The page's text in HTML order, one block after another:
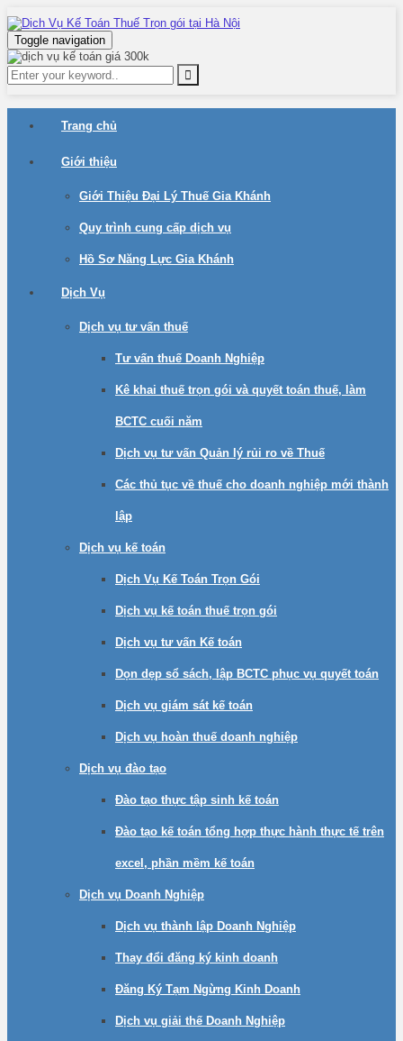
Toggle navigation
Trang chủ
Giới thiệu
Giới Thiệu Đại Lý Thuế Gia Khánh
Quy trình cung cấp dịch vụ
Hồ Sơ Năng Lực Gia Khánh
Dịch Vụ
Dịch vụ tư vấn thuế
Tư vấn thuế Doanh Nghiệp
Kê khai thuế trọn gói và quyết toán thuế, làm
BCTC cuối năm
Dịch vụ tư vấn Quản lý rủi ro về Thuế
Các thủ tục về thuế cho doanh nghiệp mới thành
lập
Dịch vụ kế toán
Dịch Vụ Kế Toán Trọn Gói
Dịch vụ kế toán thuế trọn gói
Dịch vụ tư vấn Kế toán
Dọn dẹp sổ sách, lập BCTC phục vụ quyết toán
Dịch vụ giám sát kế toán
Dịch vụ hoàn thuế doanh nghiệp
Dịch vụ đào tạo
Đào tạo thực tập sinh kế toán
Đào tạo kế toán tổng hợp thực hành thực tế trên
excel, phần mềm kế toán
Dịch vụ Doanh Nghiệp
Dịch vụ thành lập Doanh Nghiệp
Thay đổi đăng ký kinh doanh
Đăng Ký Tạm Ngừng Kinh Doanh
Dịch vụ giải thế Doanh Nghiệp